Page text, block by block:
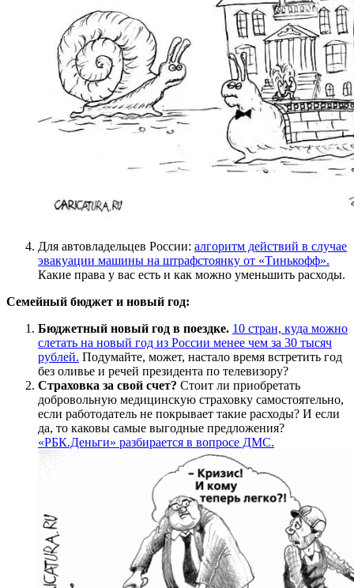
Для автовладельцев России: алгоритм действий в случае
эвакуации машины на штрафстоянку от «Тинькофф».
Какие права у вас есть и как можно уменьшить расходы.
Семейный бюджет и новый год:
Бюджетный новый год в поездке. 10 стран, куда можно
слетать на новый год из России менее чем за 30 тысяч
рублей. Подумайте, может, настало время встретить год
без оливье и речей президента по телевизору?
Страховка за свой счет? Стоит ли приобретать
добровольную медицинскую страховку самостоятельно,
если работодатель не покрывает такие расходы? И если
да, то каковы самые выгодные предложения?
«РБК.Деньги» разбирается в вопросе ДМС.